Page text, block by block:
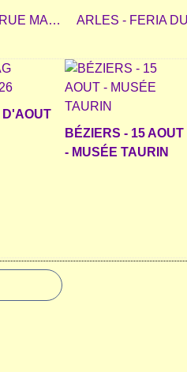
BÉZIERS - 10 ANS DU MUSÉE RUE MASSOL
D'AOUT
BÉZIERS - 15 AOUT
- MUSÉE TAURIN